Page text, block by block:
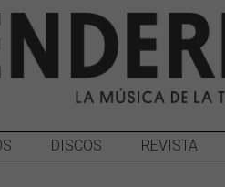
DISCOS REVISTA